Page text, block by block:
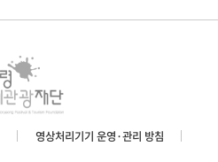
영상처리기기 운영·관리 방침